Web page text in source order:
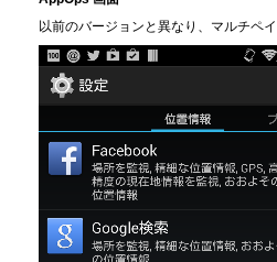
以前のバージョンと異なり、マルチペ